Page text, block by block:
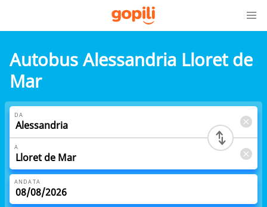
Autobus Alessandria Lloret de
Mar
DA
A
ANDATA